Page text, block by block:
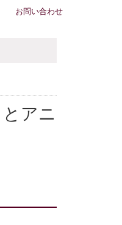
お問い合わせ
アニ